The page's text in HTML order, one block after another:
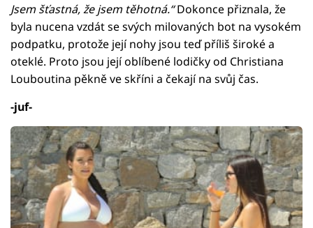
Jsem šťastná, že jsem těhotná.“Dokonce přiznala, že
byla nucena vzdát se svých milovaných bot na vysokém
podpatku, protože její nohy jsou teď příliš široké a
oteklé. Proto jsou její oblíbené lodičky od Christiana
Louboutina pěkně ve skříni a čekají na svůj čas.
-juf-